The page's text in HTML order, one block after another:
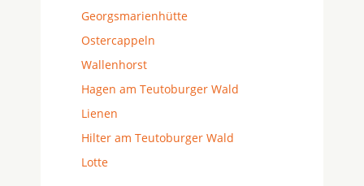
Georgsmarienhütte
Ostercappeln
Wallenhorst
Hagen am Teutoburger Wald
Lienen
Hilter am Teutoburger Wald
Lotte